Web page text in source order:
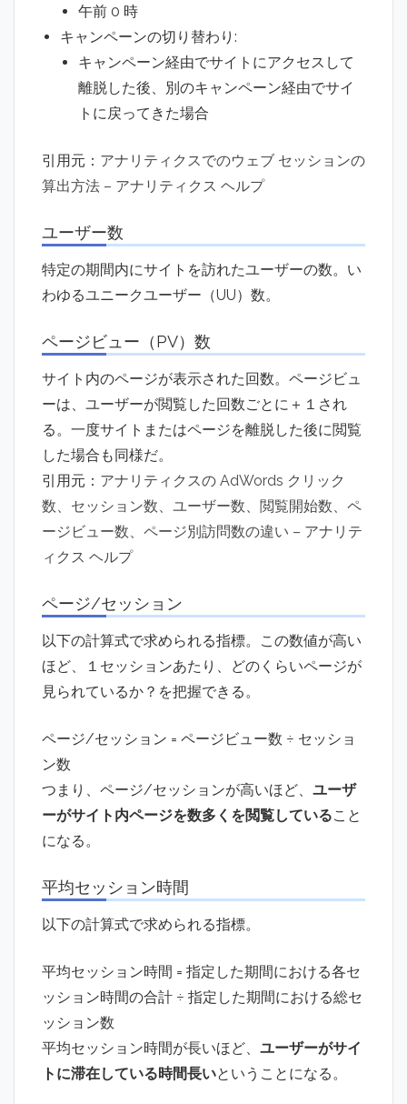
午前 0 時
キャンペーンの切り替わり:
キャンペーン経由でサイトにアクセスして
離脱した後、別のキャンペーン経由でサイ
トに戻ってきた場合
引用元： アナリティクスでのウェブ セッションの
算出方法 – アナリティクス ヘルプ
ユーザー数
特定の期間内にサイトを訪れたユーザーの数。い
わゆるユニークユーザー（UU）数。
ページビュー（PV）数
サイト内のページが表示された回数。ページビュ
ーは、ユーザーが閲覧した回数ごとに＋１され
る。一度サイトまたはページを離脱した後に閲覧
した場合も同様だ。
引用元： アナリティクスの AdWords クリック
数、セッション数、ユーザー数、閲覧開始数、ペ
ージビュー数、ページ別訪問数の違い – アナリテ
ィクス ヘルプ
ページ/セッション
以下の計算式で求められる指標。この数値が高い
ほど、１セッションあたり、どのくらいページが
見られているか？を把握できる。
ページ/セッション = ページビュー数 ÷ セッショ
ン数
つまり、ページ/セッションが高いほど、 ユーザ
ーがサイト内ページを数多くを閲覧していること
になる。
平均セッション時間
以下の計算式で求められる指標。
平均セッション時間 = 指定した期間における各セ
ッション時間の合計 ÷ 指定した期間における総セ
ッション数
平均セッション時間が長いほど、 ユーザーがサイ
トに滞在している時間長いということになる。